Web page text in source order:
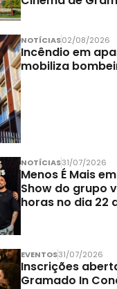
NOTÍCIAS02/08/2026
Incêndio em
mobiliza
NOTÍCIAS31/07/2026
Menos É Mais
Show do grupo
horas no dia 22
EVENTOS31/07/2026
Inscrições
Gramado In